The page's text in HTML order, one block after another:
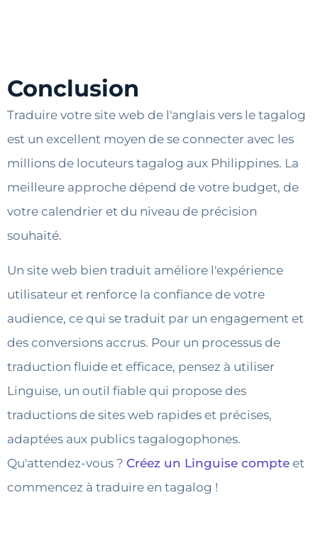
Conclusion
Traduire votre site web de l'anglais vers le tagalog
est un excellent moyen de se connecter avec les
millions de locuteurs tagalog aux Philippines. La
meilleure approche dépend de votre budget, de
votre calendrier et du niveau de précision
souhaité.
Un site web bien traduit améliore l'expérience
utilisateur et renforce la confiance de votre
audience, ce qui se traduit par un engagement et
des conversions accrus. Pour un processus de
traduction fluide et efficace, pensez à utiliser
Linguise, un outil fiable qui propose des
traductions de sites web rapides et précises,
adaptées aux publics tagalogophones.
Qu'attendez-vous ? Créez un Linguise compte et
commencez à traduire en tagalog !